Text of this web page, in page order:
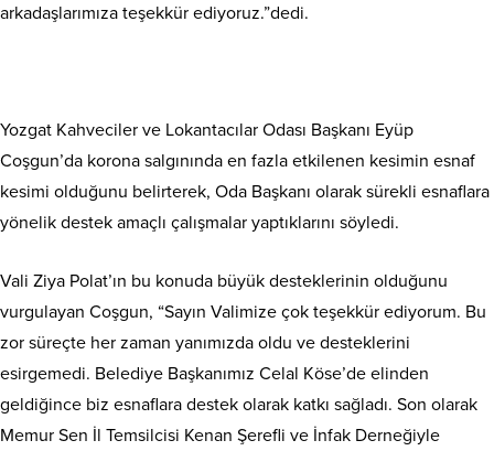
arkadaşlarımıza teşekkür ediyoruz.”dedi.
Yozgat Kahveciler ve Lokantacılar Odası Başkanı Eyüp
Coşgun’da korona salgınında en fazla etkilenen kesimin esnaf
kesimi olduğunu belirterek, Oda Başkanı olarak sürekli esnaflara
yönelik destek amaçlı çalışmalar yaptıklarını söyledi.
Vali Ziya Polat’ın bu konuda büyük desteklerinin olduğunu
vurgulayan Coşgun, “Sayın Valimize çok teşekkür ediyorum. Bu
zor süreçte her zaman yanımızda oldu ve desteklerini
esirgemedi. Belediye Başkanımız Celal Köse’de elinden
geldiğince biz esnaflara destek olarak katkı sağladı. Son olarak
Memur Sen İl Temsilcisi Kenan Şerefli ve İnfak Derneğiyle